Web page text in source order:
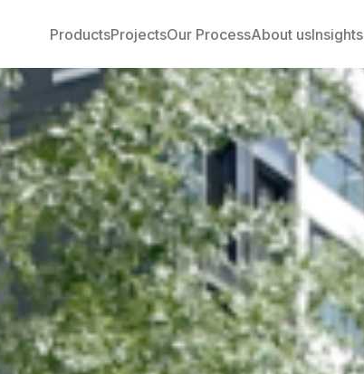
ProductsProjectsOur ProcessAbout usInsights